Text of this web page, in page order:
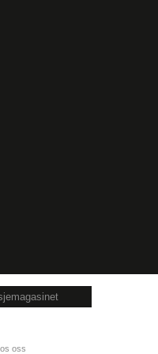
da de lanserte sin
du kan velge å få
oss